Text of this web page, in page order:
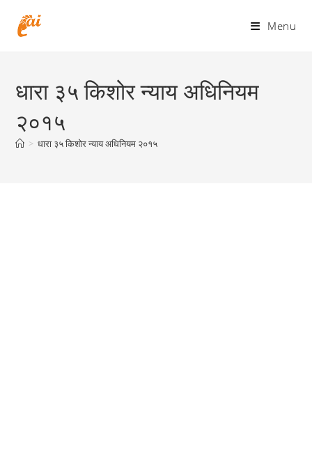
Menu
धारा ३५ किशोर न्याय अधिनियम
२०१५
> धारा ३५ किशोर न्याय अधिनियम २०१५